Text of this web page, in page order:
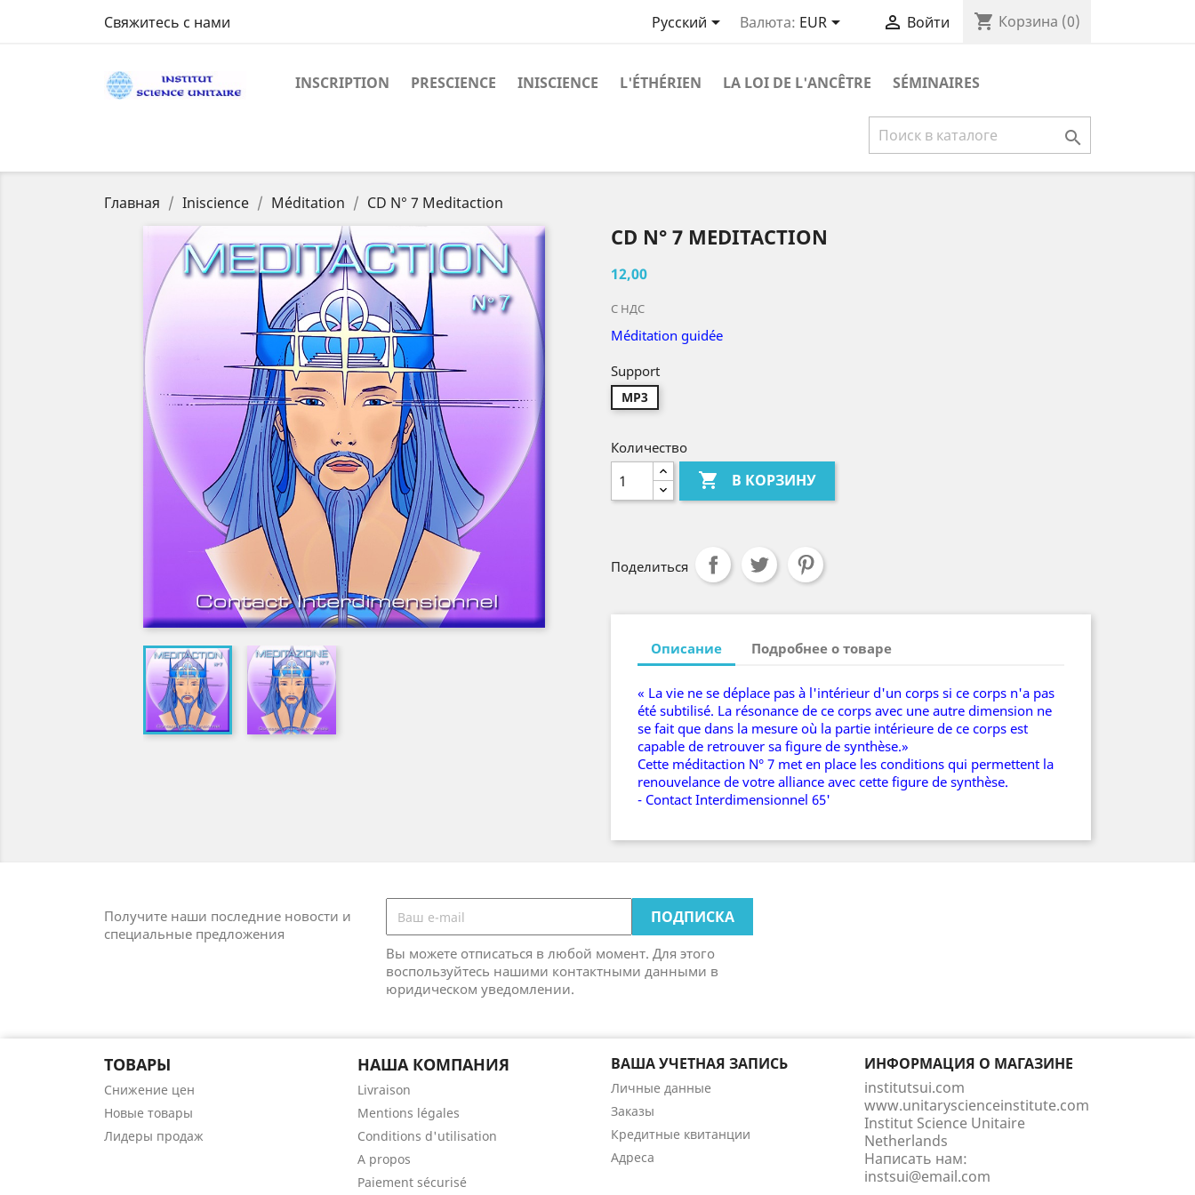
Свяжитесь с нами Русский Валюта: EUR  Войти shopping_cart Корзина (0)
INSCRIPTION PRESCIENCE INISCIENCE L'ÉTHÉRIEN LA LOI DE L'ANCÊTRE SÉMINAIRES

Главная Iniscience Méditation CD N° 7 Meditaction
CD N° 7 MEDITACTION
12,00
С НДС
Méditation guidée
Support
MP3
Количество
 В КОРЗИНУ
Поделиться
Описание Подробнее о товаре
« La vie ne se déplace pas à l'intérieur d'un corps si ce corps n'a pas
été subtilisé. La résonance de ce corps avec une autre dimension ne
se fait que dans la mesure où la partie intérieure de ce corps est
capable de retrouver sa figure de synthèse.»
Cette méditaction N° 7 met en place les conditions qui permettent la
renouvelance de votre alliance avec cette figure de synthèse.
- Contact Interdimensionnel 65'
Получите наши последние новости и
специальные предложения
Вы можете отписаться в любой момент. Для этого
воспользуйтесь нашими контактными данными в
юридическом уведомлении.
ТОВАРЫ
Снижение цен
Новые товары
Лидеры продаж
НАША КОМПАНИЯ
Livraison
Mentions légales
Conditions d'utilisation
A propos
Paiement sécurisé
ВАША УЧЕТНАЯ ЗАПИСЬ
Личные данные
Заказы
Кредитные квитанции
Адреса
ИНФОРМАЦИЯ О МАГАЗИНЕ
institutsui.com
www.unitaryscienceinstitute.com
Institut Science Unitaire
Netherlands
Написать нам:
instsui@email.com